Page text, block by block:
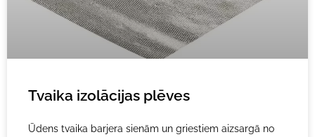
Tvaika izolācijas plēves
Ūdens tvaika barjera sienām un griestiem aizsargā no